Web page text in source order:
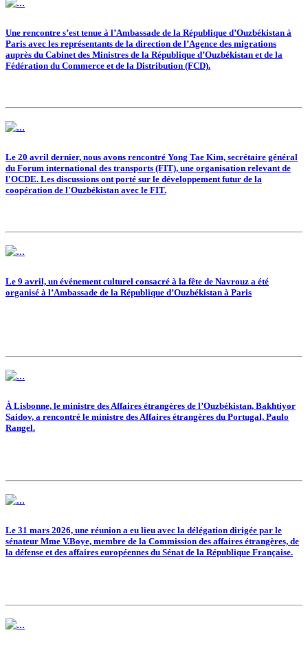
Une rencontre s’est tenue à l’Ambassade de la République d’Ouzbékistan à
Paris avec les représentants de la direction de l’Agence des migrations
auprès du Cabinet des Ministres de la République d’Ouzbékistan et de la
Fédération du Commerce et de la Distribution (FCD).
Le 20 avril dernier, nous avons rencontré Yong Tae Kim, secrétaire général
du Forum international des transports (FIT), une organisation relevant de
l'OCDE. Les discussions ont porté sur le développement futur de la
coopération de l'Ouzbékistan avec le FIT.
Le 9 avril, un événement culturel consacré à la fête de Navrouz a été
organisé à l’Ambassade de la République d’Ouzbékistan à Paris
À Lisbonne, le ministre des Affaires étrangères de l’Ouzbékistan, Bakhtiyor
Saidov, a rencontré le ministre des Affaires étrangères du Portugal, Paulo
Rangel.
Le 31 mars 2026, une réunion a eu lieu avec la délégation dirigée par le
sénateur Mme V.Boye, membre de la Commission des affaires étrangères, de
la défense et des affaires européennes du Sénat de la République Française.